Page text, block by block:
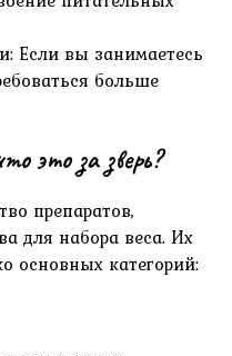
Если вы занимаетесь
больше
это за зверь?
препаратов,
для набора веса. Их
основных категорий: